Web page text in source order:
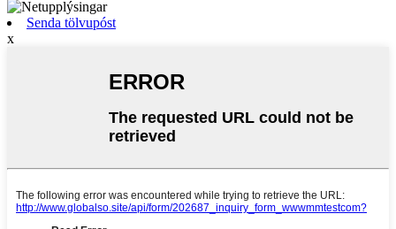
Senda tölvupóst
x